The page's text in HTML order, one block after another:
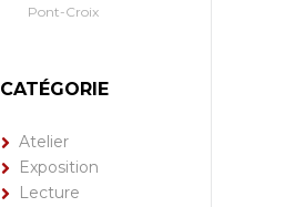
Pont-Croix
CATÉGORIE
Atelier
Exposition
Lecture